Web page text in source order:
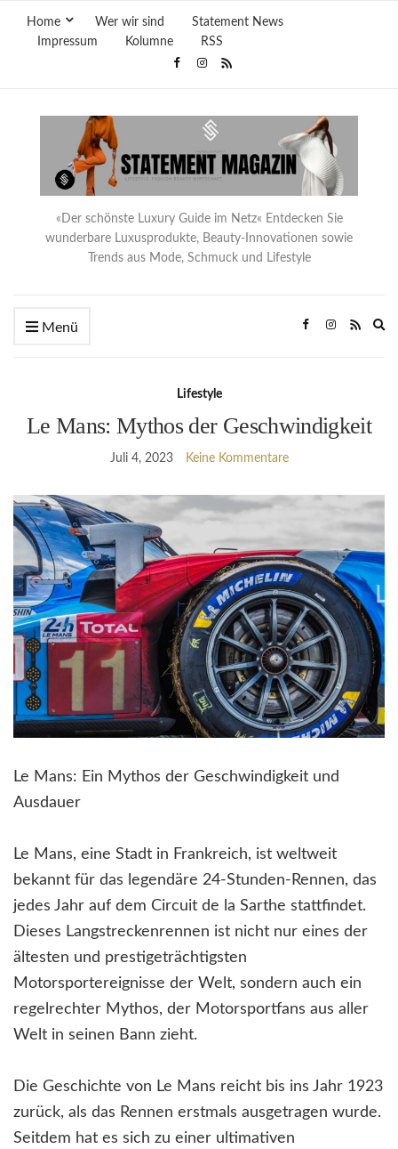
Home Wer wir sind
Statement News
Impressum
Kolumne RSS
«Der schönste Luxury Guide im Netz« Entdecken Sie
wunderbare Luxusprodukte, Beauty-Innovationen sowie
Trends aus Mode, Schmuck und Lifestyle
Menü
Lifestyle
Le Mans: Mythos der Geschwindigkeit
Juli 4, 2023 Keine Kommentare
Le Mans: Ein Mythos der Geschwindigkeit und
Ausdauer
Le Mans, eine Stadt in Frankreich, ist weltweit
bekannt für das legendäre 24-Stunden-Rennen, das
jedes Jahr auf dem Circuit de la Sarthe stattfindet.
Dieses Langstreckenrennen ist nicht nur eines der
ältesten und prestigeträchtigsten
Motorsportereignisse der Welt, sondern auch ein
regelrechter Mythos, der Motorsportfans aus aller
Welt in seinen Bann zieht.
Die Geschichte von Le Mans reicht bis ins Jahr 1923
zurück, als das Rennen erstmals ausgetragen wurde.
Seitdem hat es sich zu einer ultimativen